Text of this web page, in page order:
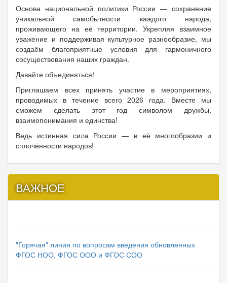
Основа национальной политики России — сохранение
уникальной самобытности каждого народа,
проживающего на её территории. Укрепляя взаимное
уважение и поддерживая культурное разнообразие, мы
создаём благоприятные условия для гармоничного
сосуществования наших граждан.
Давайте объединяться!
Приглашаем всех принять участие в мероприятиях,
проводимых в течение всего 2026 года. Вместе мы
сможем сделать этот год символом дружбы,
взаимопонимания и единства!
Ведь истинная сила России — в её многообразии и
сплочённости народов!
ВАЖНОЕ
"Горячая" линия по вопросам введения обновленных
ФГОС НОО, ФГОС ООО и ФГОС СОО